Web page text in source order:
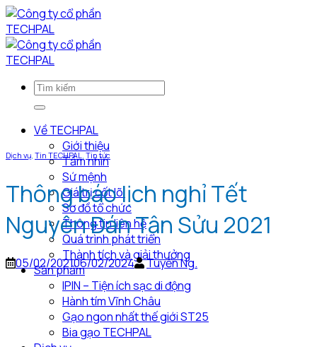
Bỏ
qua
nội
dung
Về TECHPAL
Giới thiệu
Tầm nhìn
Sứ mệnh
Giá trị cốt lõi
Sơ đồ tổ chức
Thông tin liên hệ
Quá trình phát triển
Thành tích và giải thưởng
Sản phẩm
IPIN – Tiện ích sạc di động
Hành tím Vĩnh Châu
Gạo ngon nhất thế giới ST25
Bia gạo TECHPAL
Dịch vụ, Tin TECHPAL, Tin tức
Thông báo lịch nghỉ Tết
Nguyên Đán Tân Sửu 2021
05/02/202106/02/2024 Tuyển Ng.